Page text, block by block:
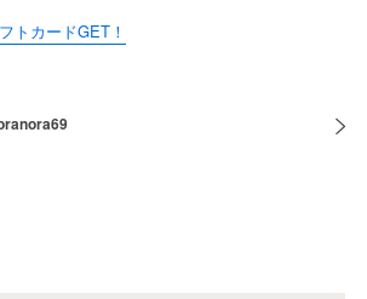
トカードGET！